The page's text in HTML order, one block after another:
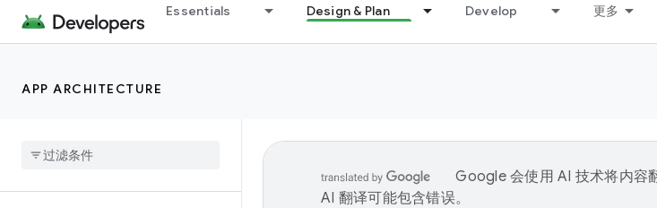
Essentials Design & Plan Develop 更多
APP ARCHITECTURE
Google 会使用 AI 技术将内容
AI 翻译可能包含错误。